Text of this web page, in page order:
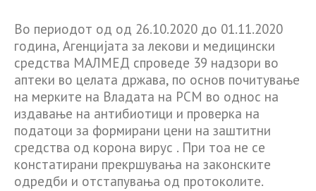
Во периодот од од 26.10.2020 до 01.11.2020
година, Агенцијата за лекови и медицински
средства МАЛМЕД спроведе 39 надзори во
аптеки во целата држава, по основ почитување
на мерките на Владата на РСМ во однос на
издавање на антибиотици и проверка на
податоци за формирани цени на заштитни
средства од корона вирус . При тоа не се
констатирани прекршувања на законските
одредби и отстапувања од протоколите.